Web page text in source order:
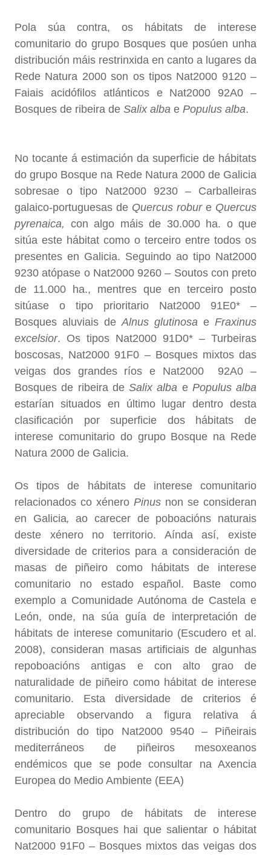
Pola súa contra, os hábitats de interese
comunitario do grupo Bosques que posúen unha
distribución máis restrinxida en canto a lugares da
Rede Natura 2000 son os tipos Nat2000 9120 –
Faiais acidófilos atlánticos e Nat2000 92A0 –
Bosques de ribeira de Salix alba e Populus alba.
No tocante á estimación da superficie de hábitats
do grupo Bosque na Rede Natura 2000 de Galicia
sobresae o tipo Nat2000 9230 – Carballeiras
galaico-portuguesas de Quercus robure Quercus
pyrenaica, con algo máis de 30.000 ha. o que
sitúa este hábitat como o terceiro entre todos os
presentes en Galicia. Seguindo ao tipo Nat2000
9230 atópase o Nat2000 9260 – Soutos con preto
de 11.000 ha., mentres que en terceiro posto
sitúase o tipo prioritario Nat2000 91E0* –
Bosques aluviais deAlnus glutinosa e Fraxinus
excelsior. Os tipos Nat2000 91D0* – Turbeiras
boscosas, Nat2000 91F0 – Bosques mixtos das
veigas dos grandes ríos e Nat2000 92A0 –
Bosques de ribeira de Salix alba e Populus alba
estarían situados en último lugar dentro desta
clasificación por superficie dos hábitats de
interese comunitario do grupo Bosque na Rede
Natura 2000 de Galicia.
Os tipos de hábitats de interese comunitario
relacionados co xénero Pinus non se consideran
en Galicia,ao carecer de poboacións naturais
deste xénero no territorio. Aínda así, existe
diversidade de criterios para a consideración de
masas de piñeiro como hábitats de interese
comunitario no estado español. Baste como
exemplo a Comunidade Autónoma de Castela e
León, onde, na súa guía de interpretación de
hábitats de interese comunitario (Escudero et al.
2008), consideran masas artificiais de algunhas
repoboacións antigas e con alto grao de
naturalidade de piñeiro como hábitat de interese
comunitario. Esta diversidade de criterios é
apreciable observando a figura relativa á
distribución do tipo Nat2000 9540 – Piñeirais
mediterráneos de piñeiros mesoxeanos
endémicos que se pode consultar na Axencia
Europea do Medio Ambiente (EEA)
Dentro do grupo de hábitats de interese
comunitario Bosques hai que salientar o hábitat
Nat2000 91F0 – Bosques mixtos das veigas dos